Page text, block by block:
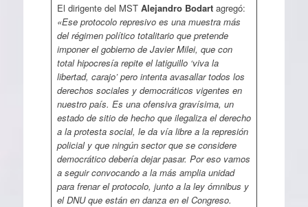
El dirigente del MST Alejandro Bodartagregó:
«Ese protocolo represivo es una muestra más
del régimen político totalitario que pretende
imponer el gobierno de Javier Milei, que con
total hipocresía repite el latiguillo ‘viva la
libertad, carajo’ pero intenta avasallar todos los
derechos sociales y democráticos vigentes en
nuestro país. Es una ofensiva gravísima, un
estado de sitio de hecho que ilegaliza el derecho
a la protesta social, le da vía libre a la represión
policial y que ningún sector que se considere
democrático debería dejar pasar. Por eso vamos
a seguir convocando a la más amplia unidad
para frenar el protocolo, junto a la ley ómnibus y
el DNU que están en danza en el Congreso.